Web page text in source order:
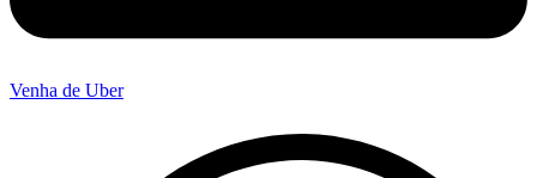
Venha de Uber